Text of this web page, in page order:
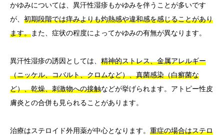
かゆみについては、異汗性湿疹もかゆみを伴うことが多いです
が、 初期段階では痒みよりも灼熱感や違和感を感じることがあり
ます。また、症状の程度によってかゆみの有無が異なります。
異汗性湿疹の誘因としては、 精神的ストレス、金属アレルギー
（ニッケル、コバルト、クロムなど）、真菌感染（白癬菌な
ど）、乾燥、刺激物への接触などが挙げられます。アトピー性皮
膚炎との合併も見られることがあります。
治療はステロイド外用薬が中心となります。 重症の場合はステロ